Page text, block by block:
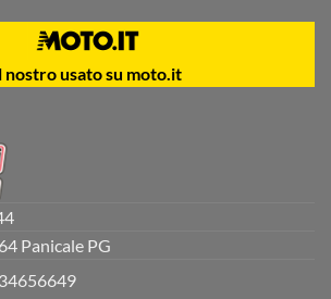
nostro usato su moto.it
Panicale PG